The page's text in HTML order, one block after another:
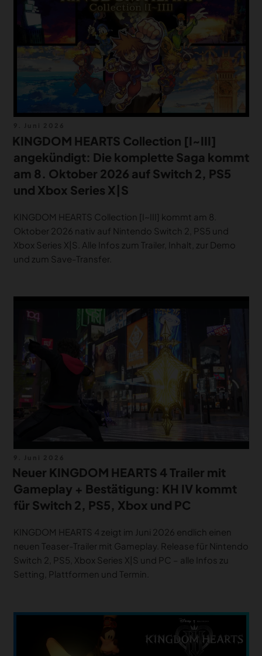
DEALS
MEIN HQ
am
KINGDOM HEARTS Collection [I~III]
angekündigt: Die komplette Saga kommt
am 8. Oktober 2026 auf Switch 2, PS5
und Xbox Series X|S
KINGDOM HEARTS Collection [I~III] kommt am 8.
Oktober 2026 nativ auf Nintendo Switch 2, PS5 und
Xbox Series X|S. Alle Infos zum Trailer, Inhalt, zur Demo
und zum Save-Transfer.
am
Neuer KINGDOM HEARTS 4 Trailer mit
Gameplay + Bestätigung: KH IV kommt
für Switch 2, PS5, Xbox und PC
KINGDOM HEARTS 4 zeigt im Juni 2026 endlich einen
neuen Teaser-Trailer mit Gameplay. Release für Nintendo
Switch 2, PS5, Xbox Series X|S und PC – alle Infos zu
Setting, Plattformen und Termin.